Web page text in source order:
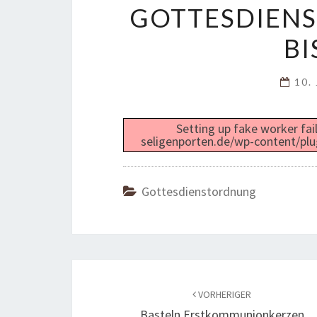
10.
Setting up fake worker
seligenporten.de/wp-content/
Gottesdienstordnung
VORHERIGER